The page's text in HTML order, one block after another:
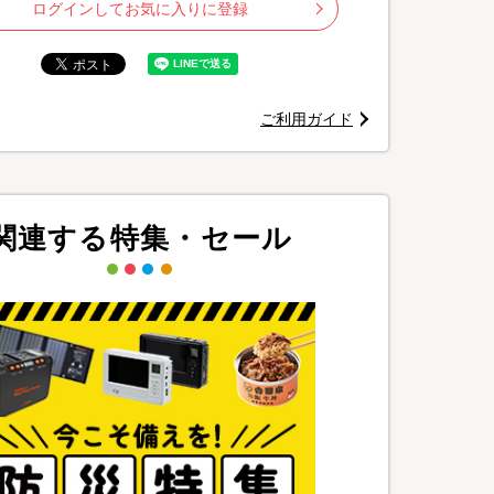
ログインしてお気に入りに登録
ご利用ガイド
連する特集・セール